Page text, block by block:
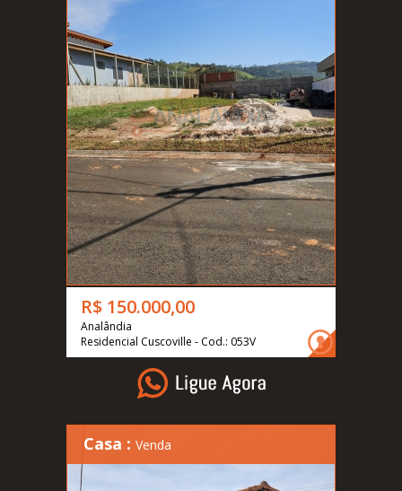
R$ 150.000,00
Analândia
Residencial Cuscoville - Cod.: 053V
Casa : Venda